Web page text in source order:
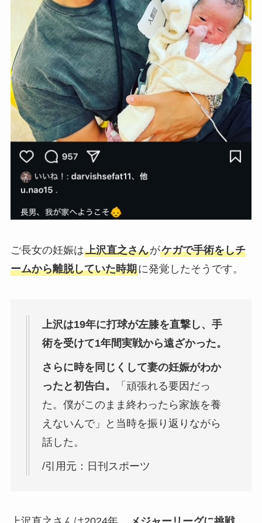
ご長女の妊娠は上沢直之さんがケガで手術をしチ
ームから離脱していた時期に発覚したそうです。
上沢は19年に打球が左膝を直撃し、手
術を受けて1年間実戦から遠ざかった。
さらに時を同じくして妻の妊娠がわか
ったと初告白。
「頑張れる要因だっ
た。僕がこのまま終わったら家族を養
えないんで」と当時を振り返りながら
話した。
/引用元：日刊スポーツ